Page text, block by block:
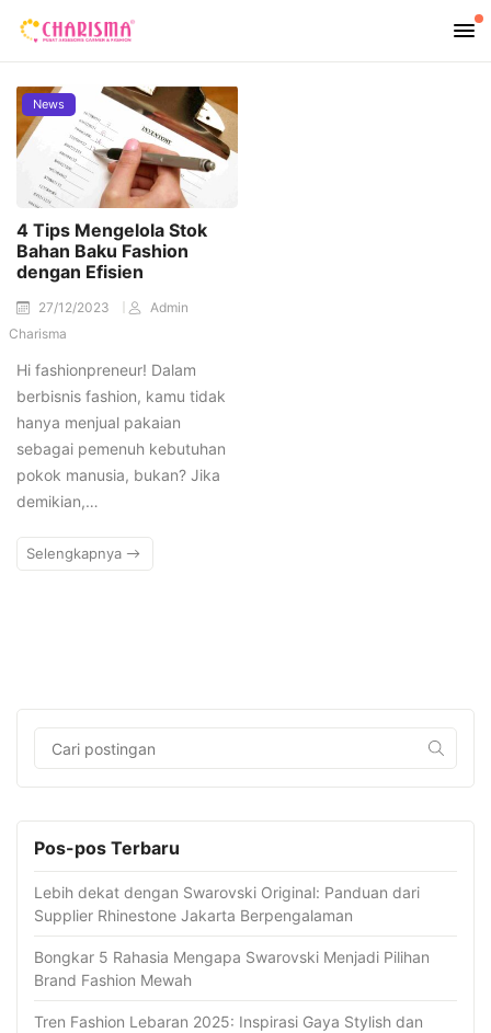
News
4 Tips Mengelola Stok
Bahan Baku Fashion
dengan Efisien
27/12/2023
Admin
Charisma
Hi fashionpreneur! Dalam
berbisnis fashion, kamu tidak
hanya menjual pakaian
sebagai pemenuh kebutuhan
pokok manusia, bukan? Jika
demikian,…
Selengkapnya
Pos-pos Terbaru
Lebih dekat dengan Swarovski Original: Panduan dari
Supplier Rhinestone Jakarta Berpengalaman
Bongkar 5 Rahasia Mengapa Swarovski Menjadi Pilihan
Brand Fashion Mewah
Tren Fashion Lebaran 2025: Inspirasi Gaya Stylish dan